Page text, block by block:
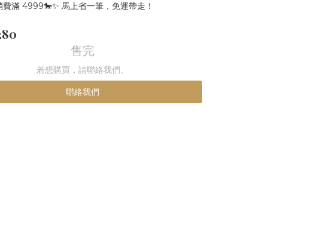
費滿 4999🐎✨ 馬上省一筆，免運帶走！
售完
若想購買，請聯絡我們。
聯絡我們